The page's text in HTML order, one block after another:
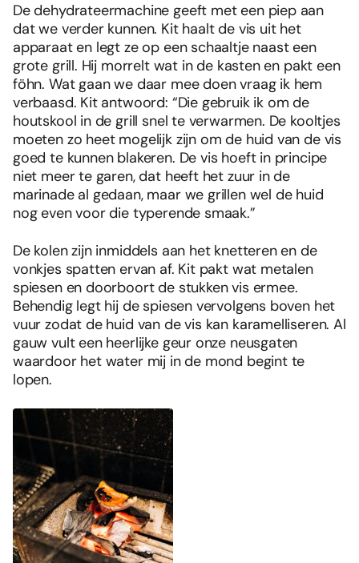
Foodies 08/2026
Tropische smaakexplosies
De dehydrateermachine geeft met een piep aan
dat we verder kunnen. Kit haalt de vis uit het
apparaat en legt ze op een schaaltje naast een
grote grill. Hij morrelt wat in de kasten en pakt een
föhn. Wat gaan we daar mee doen vraag ik hem
verbaasd. Kit antwoord: “Die gebruik ik om de
houtskool in de grill snel te verwarmen. De kooltjes
moeten zo heet mogelijk zijn om de huid van de vis
goed te kunnen blakeren. De vis hoeft in principe
niet meer te garen, dat heeft het zuur in de
marinade al gedaan, maar we grillen wel de huid
nog even voor die typerende smaak.”
De kolen zijn inmiddels aan het knetteren en de
vonkjes spatten ervan af. Kit pakt wat metalen
spiesen en doorboort de stukken vis ermee.
Behendig legt hij de spiesen vervolgens boven het
vuur zodat de huid van de vis kan karamelliseren. Al
gauw vult een heerlijke geur onze neusgaten
waardoor het water mij in de mond begint te
lopen.